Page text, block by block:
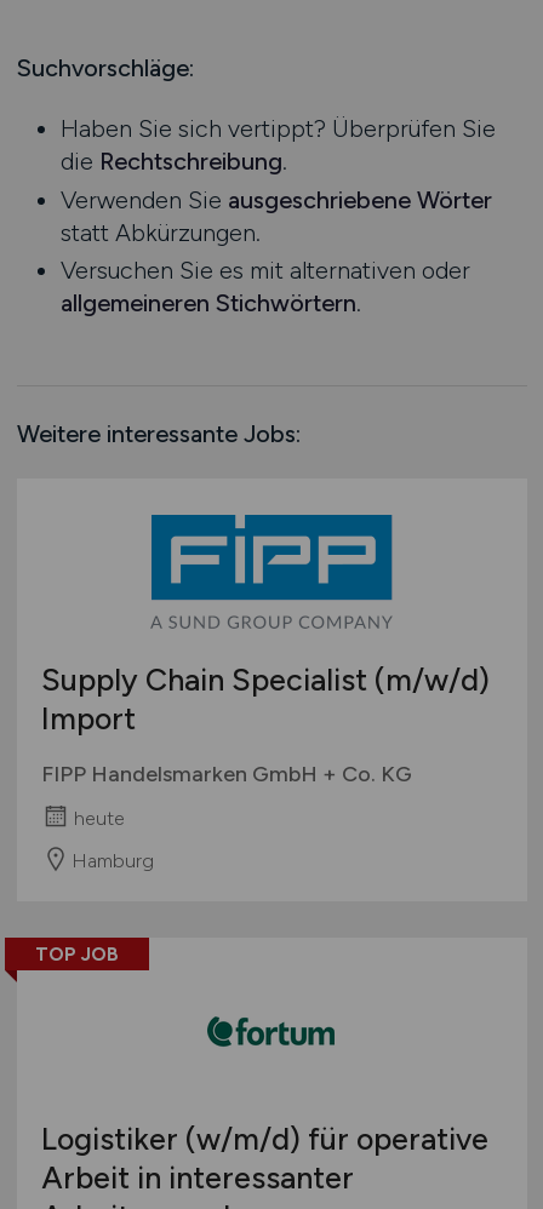
Schienen- / Straßen- / Luft- / Seefracht
Supply Chain Management
Vertrieb / Verkauf / Handel
Zoll / Behörden
Sonstige
Mecklenburg-Vorpommern
Nordrhein-Westfalen
Rheinland-Pfalz
Saarland
Sachsen
Sachsen-Anhalt
Schleswig-Holstein
Schweiz
International
Suchvorschläge:
Haben Sie sich vertippt? Überprüfen Sie
die Rechtschreibung.
Verwenden Sie ausgeschriebene Wörter
statt Abkürzungen.
Versuchen Sie es mit alternativen oder
allgemeineren Stichwörtern.
Weitere interessante Jobs:
Supply Chain Specialist (m/w/d)
Import
FIPP Handelsmarken GmbH + Co. KG
heute
Hamburg
TOP JOB
Logistiker (w/m/d) für operative
Arbeit in interessanter